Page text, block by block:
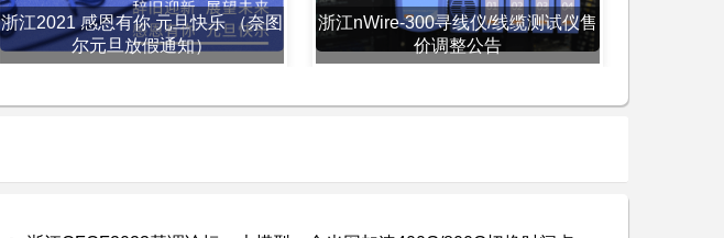
浙江2021 感恩有你 元旦快乐 （奈图
尔元旦放假通知）
浙江nWire-300寻线仪/线缆测试仪售
价调整公告